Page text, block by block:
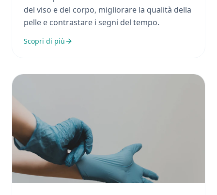
del viso e del corpo, migliorare la qualità della
pelle e contrastare i segni del tempo.
Scopri di più
Ginecologia